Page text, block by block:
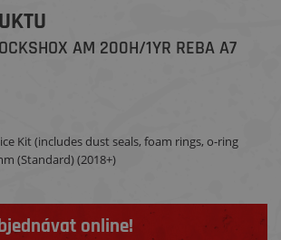
AM 200H/1YR REBA A7
Kit (includes dust seals, foam rings, o-ring
(Standard) (2018+)
online!